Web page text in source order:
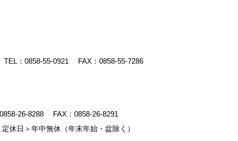
TEL： 0858-55-0921
FAX：0858-55-7286
0858-26-8288
FAX：0858-26-8291
定休日＞年中無休（年末年始・盆除く）